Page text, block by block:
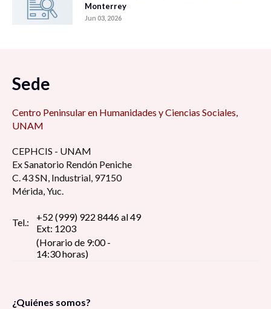
Monterrey
Jun 03, 2026
Sede
Centro Peninsular en Humanidades y Ciencias Sociales,
UNAM
CEPHCIS - UNAM
Ex Sanatorio Rendón Peniche
C. 43 SN, Industrial, 97150
Mérida, Yuc.
Tel.:
+52 (999) 922 8446 al 49
Ext: 1203
(Horario de 9:00 -
14:30 horas)
¿Quiénes somos?